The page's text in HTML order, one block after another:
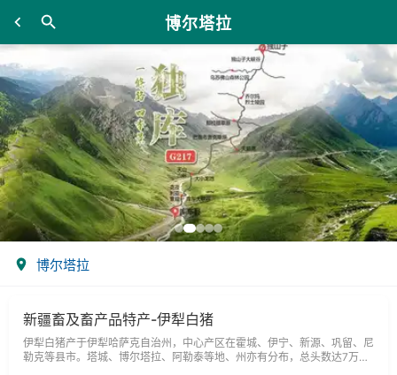
博尔塔拉
博尔塔拉
新疆畜及畜产品特产-伊犁白猪
伊犁白猪产于伊犁哈萨克自治州，中心产区在霍城、伊宁、新源、巩留、尼
勒克等县市。塔城、博尔塔拉、阿勒泰等地、州亦有分布，总头数达7万多